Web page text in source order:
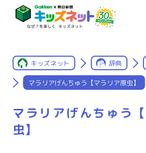
キッズネット 辞典
マラリアげんちゅう【マラリア原虫】
マラリアげんちゅう
虫】